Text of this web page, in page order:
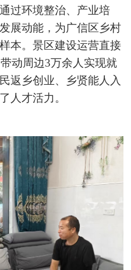
过环境整治、产业培
展动能，为广信区乡村
本。景区建设运营直接
动周边3万余人实现就
返乡创业、乡贤能人入
人才活力。